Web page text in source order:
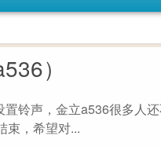
）
铃声，金立a536很多人
束，希望对...